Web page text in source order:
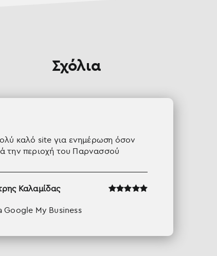
Σχόλια
καλό site για ενημέρωση όσον
την περιοχή του Παρνασσού
Καλαμίδας
Google My Business